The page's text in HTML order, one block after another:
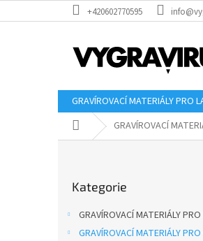
na
+420602770595
GRAVÍROVACÍ MATERIÁLY PRO
Domů GRAVÍROVACÍ
kategorie
Kategorie
GRAVÍROVACÍ MATERIÁLY PRO
GRAVÍROVACÍ MATERIÁLY PRO